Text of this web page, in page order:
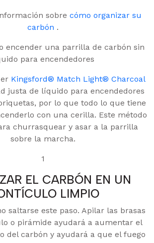
sobre cómo organizar su
carbón .
encender una parrilla de carbón sin
para encendedores
Kingsford® Match Light® Charcoal
justa de líquido para encendedores
por lo que todo lo que tiene
con una cerilla. Este método
churrasquear y asar a la parrilla
sobre la marcha.
1
EL CARBÓN EN UN
LIMPIO
saltarse este paso. Apilar las brasas
o pirámide ayudará a aumentar el
del carbón y ayudará a que el fuego